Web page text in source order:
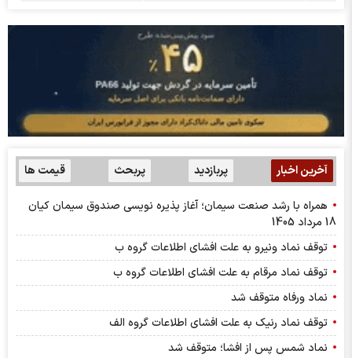
آخرین اخبار پربازدید پربحث قیمت ها
همراه با رشد صنعت سیمان؛ آغاز پذیره نویسی صندوق سیمان کیان
18 مرداد 1405
توقف نماد ونیرو به علت افشای اطلاعات گروه ب
توقف نماد مرقام به علت افشای اطلاعات گروه ب
نماد ورفاه متوقف شد
توقف نماد رنیک به علت افشای اطلاعات گروه الف
نماد شمس پس از افشا؛ متوقف شد